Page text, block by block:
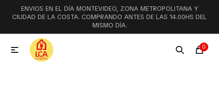
ENVIOS EN EL DÍA MONTEVIDEO, ZONA METROPOLITANA Y
CIUDAD DE LA COSTA. COMPRANDO ANTES DE LAS 14.00HS DEL
MISMO DÍA.
0

MI CUENTA
Menú